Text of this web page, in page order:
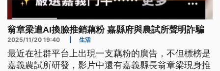
翁章梁遭AI換臉推銷藕粉 嘉縣府與農試所聲明詐騙
2025/11/20 19:40 生活
最近在社群平台上出現一支藕粉的廣告，不但標榜是
嘉義農試所研發，影片中還有嘉義縣長翁章梁現身推